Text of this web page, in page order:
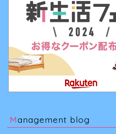
Management blog